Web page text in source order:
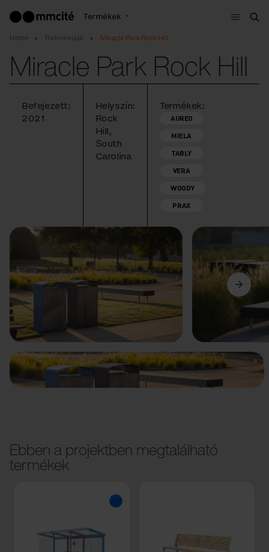
Termékek
Menü
Home Referenciák Miracle Park Rock Hill
Miracle Park Rock Hill
Befejezett:
2021
Helyszín:
Rock
Hill,
South
Carolina
Termékek:
AUREO
MIELA
TABLY
VERA
WOODY
PRAX
Ebben a projektben megtalálható
termékek